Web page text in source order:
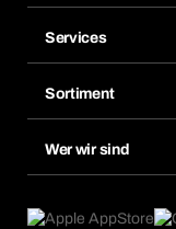
Merklisten
Nachbestellungen
Dauerauftrag
Services
Chemical Safety
eProcurement
Produktfinder
Sortiment
Wer wir sind
Was uns antreibt